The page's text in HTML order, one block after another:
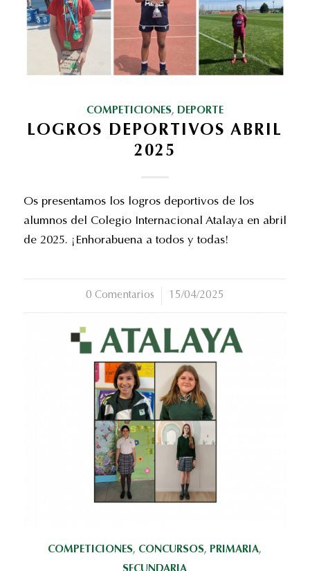
COMPETICIONES, DEPORTE
LOGROS DEPORTIVOS ABRIL
2025
Os presentamos los logros deportivos de los
alumnos del Colegio Internacional Atalaya en abril
de 2025. ¡Enhorabuena a todos y todas!
0 Comentarios
/ 15/04/2025
COMPETICIONES, CONCURSOS, PRIMARIA,